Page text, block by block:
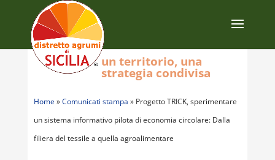
Home »Comunicati stampa » Progetto TRICK, sperimentare
un sistema informativo pilota di economia circolare: Dalla
filiera del tessile a quella agroalimentare
un territorio, una
strategia condivisa